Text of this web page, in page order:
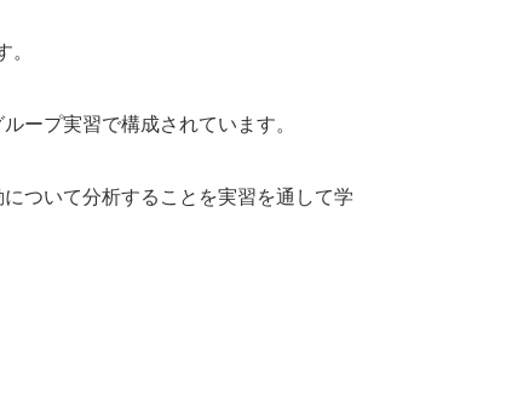
ープ実習で構成されています。
ついて分析することを実習を通して学